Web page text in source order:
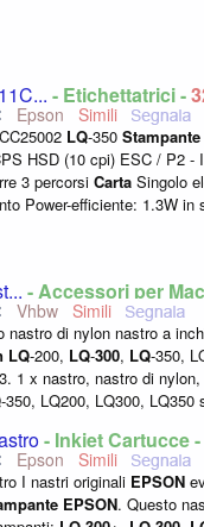
- Etichettatrici -
Epson
LQ-350 Stampante
HSD (10 cpi) ESC / P2 -
3 percorsi Carta Singolo
Power-efficiente: 1.3W
- Accessori per
Vhbw
nastro di nylon nastro a
LQ-200, LQ-300, LQ-350,
1 x nastro, nastro di
-350, LQ200, LQ300, LQ350
- Inkjet Cartucce -
Epson
I nastri originali EPSON
EPSON. Questo